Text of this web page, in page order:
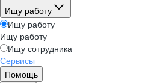
Ищу работу
Ищу работу
Ищу работу
Ищу сотрудника
Сервисы
Помощь